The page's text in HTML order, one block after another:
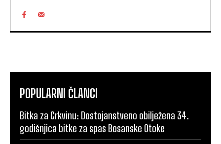
POPULARNI ČLANCI
Bitka za Crkvinu: Dostojanstveno obilježena 34.
godišnjica bitke za spas Bosanske Otoke